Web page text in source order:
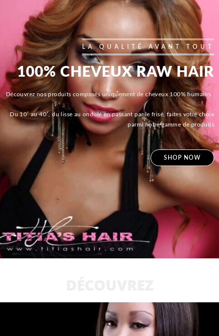
LA QUALITÉ AVANT TOUT
100% CHEVEUX RAW HAIR
Découvrez nos produits composés uniquement de cheveux 100% humains.
Du 10′ au 40′, du lisse au ondulé en passant par le frisé, faites votre choix
parmi notre gamme de produits
SHOP NOW